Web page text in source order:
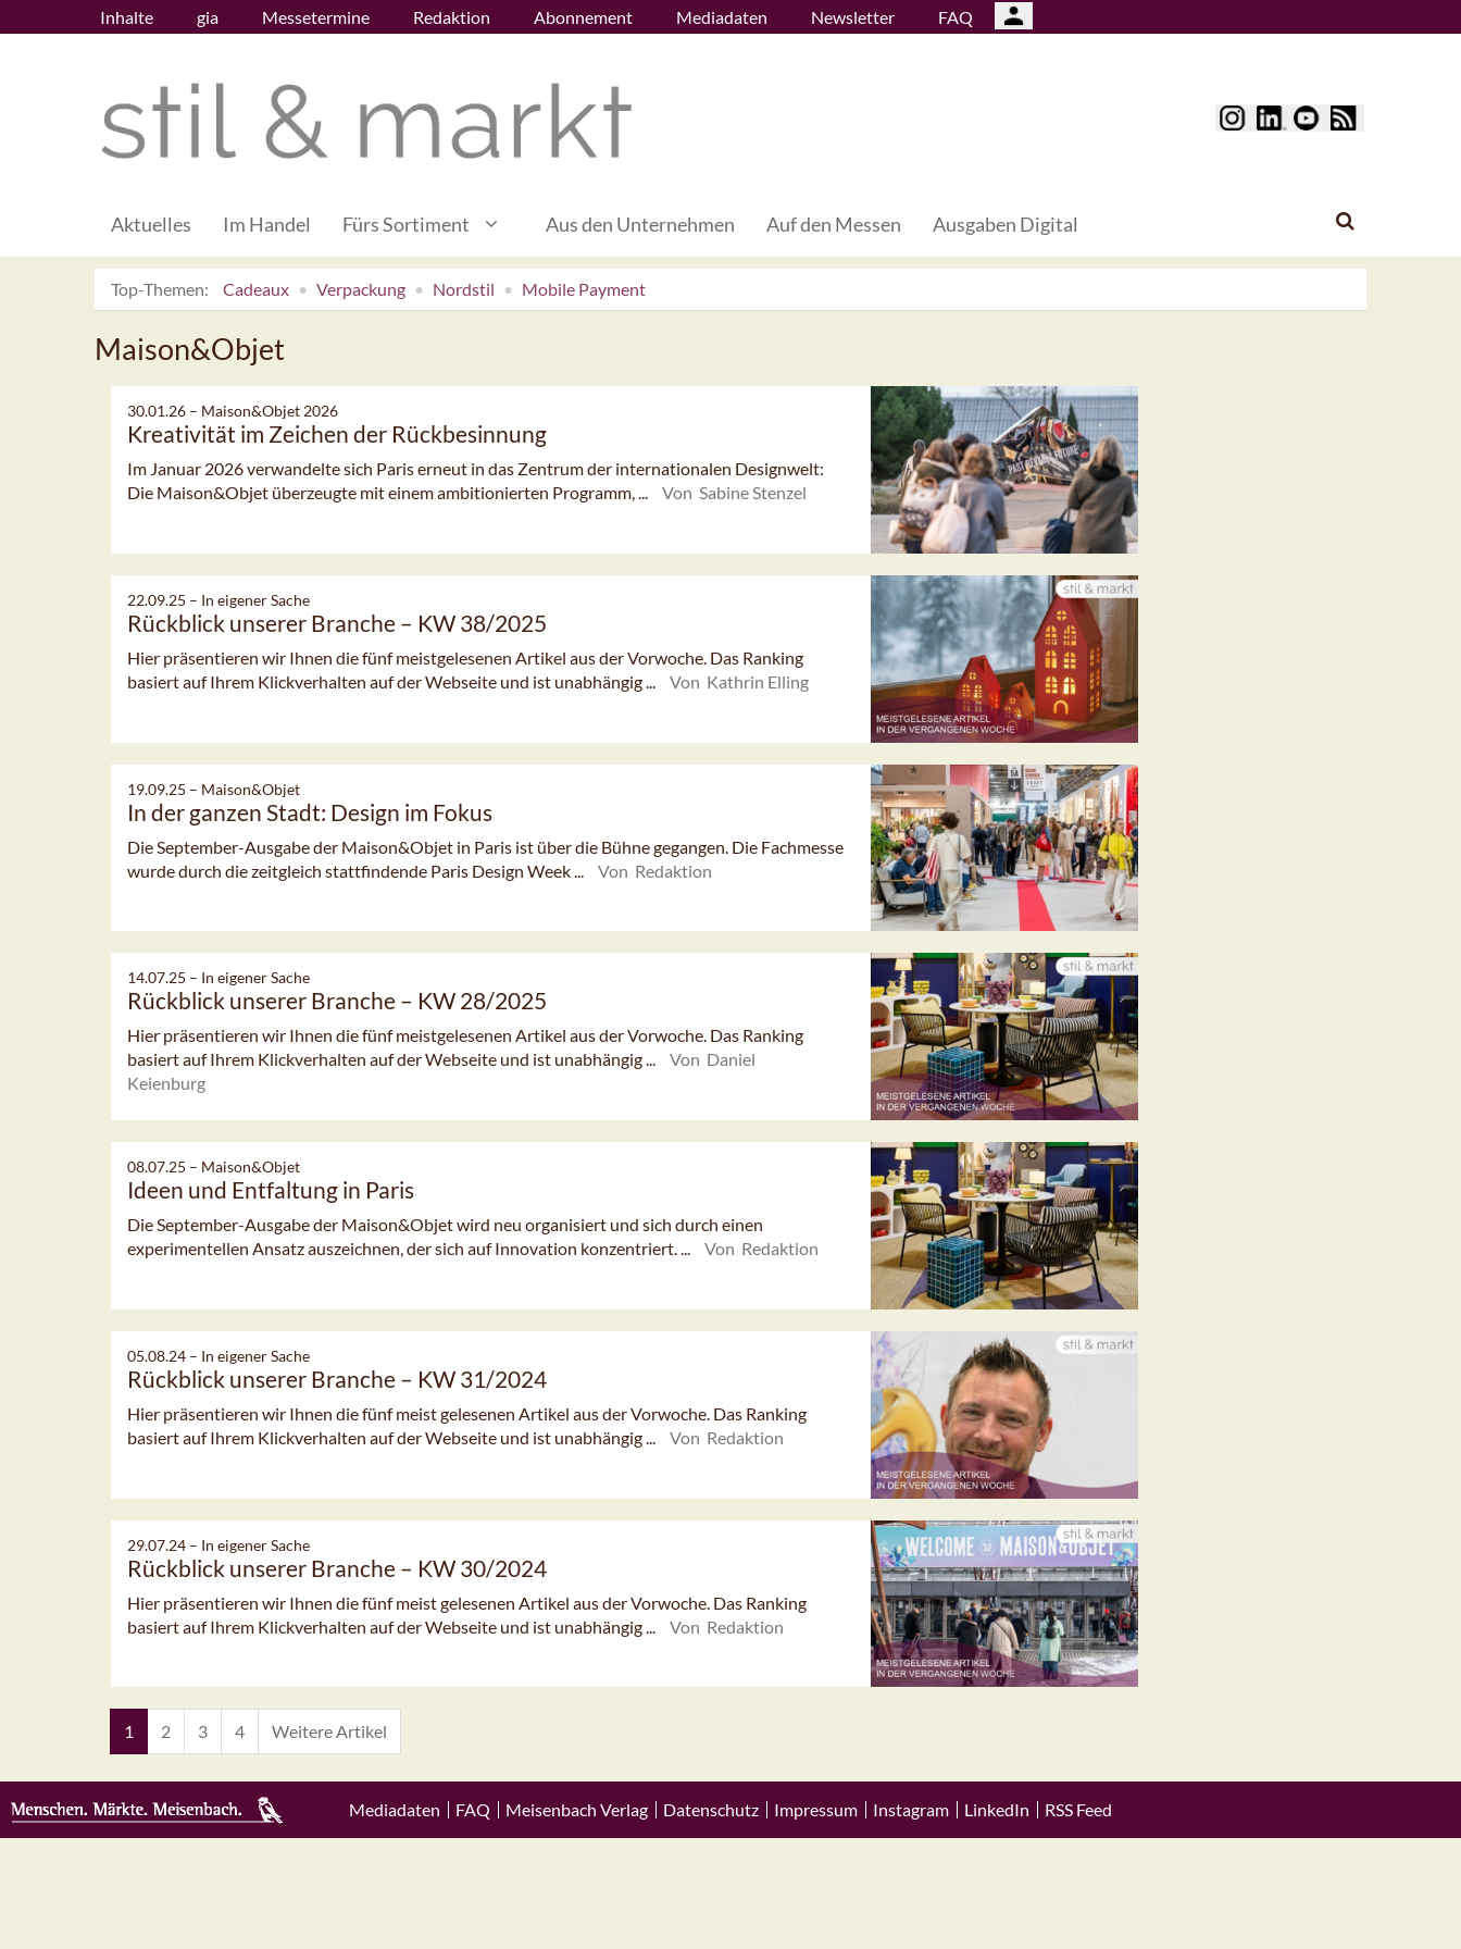
Inhalte gia Messetermine Redaktion Abonnement Mediadaten Newsletter FAQ
Aktuelles Im Handel Fürs Sortiment Aus den Unternehmen Auf den Messen Ausgaben Digital
Top-Themen: Cadeaux Verpackung Nordstil Mobile Payment
Maison&Objet
30.01.26 – Maison&Objet 2026
Kreativität im Zeichen der Rückbesinnung
Im Januar 2026 verwandelte sich Paris erneut in das Zentrum der internationalen Designwelt:
Die Maison&Objet überzeugte mit einem ambitionierten Programm, ...
Von Sabine Stenzel
22.09.25 – In eigener Sache
Rückblick unserer Branche – KW 38/2025
Hier präsentieren wir Ihnen die fünf meistgelesenen Artikel aus der Vorwoche. Das Ranking
basiert auf Ihrem Klickverhalten auf der Webseite und ist unabhängig ...
Von Kathrin Elling
19.09.25 – Maison&Objet
In der ganzen Stadt: Design im Fokus
Die September-Ausgabe der Maison&Objet in Paris ist über die Bühne gegangen. Die Fachmesse
wurde durch die zeitgleich stattfindende Paris Design Week ...
Von Redaktion
14.07.25 – In eigener Sache
Rückblick unserer Branche – KW 28/2025
Hier präsentieren wir Ihnen die fünf meistgelesenen Artikel aus der Vorwoche. Das Ranking
basiert auf Ihrem Klickverhalten auf der Webseite und ist unabhängig ...
Von Daniel
Keienburg
08.07.25 – Maison&Objet
Ideen und Entfaltung in Paris
Die September-Ausgabe der Maison&Objet wird neu organisiert und sich durch einen
experimentellen Ansatz auszeichnen, der sich auf Innovation konzentriert. ...
Von Redaktion
05.08.24 – In eigener Sache
Rückblick unserer Branche – KW 31/2024
Hier präsentieren wir Ihnen die fünf meist gelesenen Artikel aus der Vorwoche. Das Ranking
basiert auf Ihrem Klickverhalten auf der Webseite und ist unabhängig ...
Von Redaktion
29.07.24 – In eigener Sache
Rückblick unserer Branche – KW 30/2024
Hier präsentieren wir Ihnen die fünf meist gelesenen Artikel aus der Vorwoche. Das Ranking
basiert auf Ihrem Klickverhalten auf der Webseite und ist unabhängig ...
Von Redaktion
1 2 3 4 Weitere Artikel
Mediadaten FAQ Meisenbach Verlag Datenschutz Impressum Instagram LinkedIn RSS Feed